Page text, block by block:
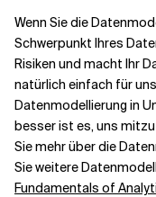
Wenn Sie die
Schwerpunkt Ihres
Risiken und macht Ihr
natürlich einfach für
Datenmodellierung in
besser ist es, uns
Sie mehr über die
Sie weitere
Fundamentals of